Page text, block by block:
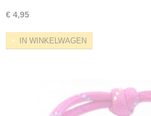
€ 4,95
IN WINKELWAGEN